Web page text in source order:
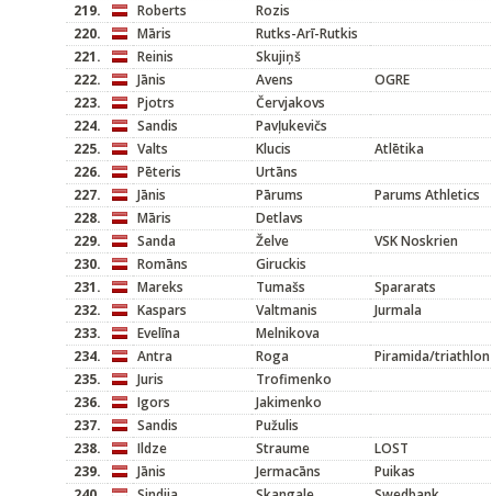
219.
Roberts
Rozis
220.
Māris
Rutks-Arī-Rutkis
221.
Reinis
Skujiņš
222.
Jānis Avens
OGRE
223.
Pjotrs
Červjakovs
224.
Sandis
Pavļukevičs
225.
Valts Klucis
Atlētika
226.
Pēteris
Urtāns
227.
Jānis Pārums
Parums Athletics
228.
Māris
Detlavs
229.
Sanda Želve
VSK Noskrien
230.
Romāns
Giruckis
231.
Mareks Tumašs
Spararats
232.
Kaspars Valtmanis
Jurmala
233.
Evelīna
Melnikova
234.
Antra Roga
Piramida/triathlon
235.
Juris
Trofimenko
236.
Igors
Jakimenko
237.
Sandis
Pužulis
238.
Ildze Straume
LOST
239.
Jānis Jermacāns
Puikas